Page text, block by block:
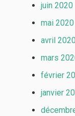
juin 2020
mai 2020
avril
mars
février
janvier